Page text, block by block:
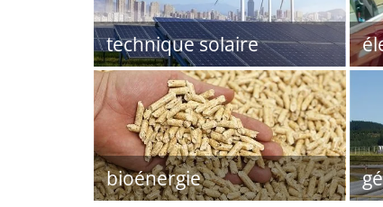
technique solaire
bioénergie